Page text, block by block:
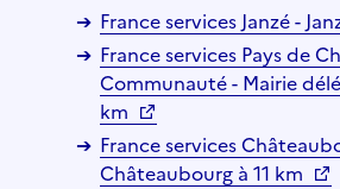
France services Janzé -
France services Pays de
Communauté - Mairie
km
France services
Châteaubourg à 11 km